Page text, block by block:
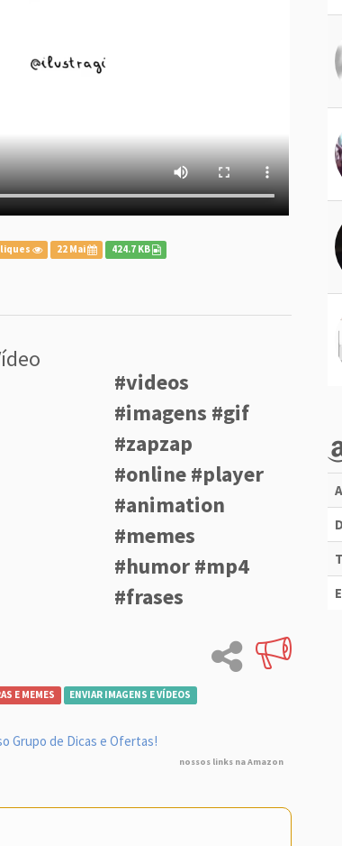
22 Mai 424.7 KB
#videos
#imagens #gif
#zapzap
#online #player
#animation
#memes
#humor #mp4
#frases
E MEMES ENVIAR IMAGENS E VÍDEOS
Grupo de Dicas e Ofertas!
nossos links na Amazon